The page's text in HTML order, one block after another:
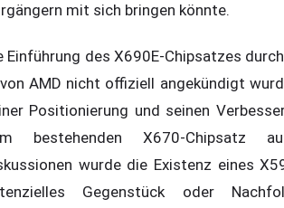
mit sich bringen könnte.
Einführung des X690E-Chipsatzes
AMD nicht offiziell angekündigt
Positionierung und seinen
bestehenden X670-Chipsatz
wurde die Existenz eines
Gegenstück oder